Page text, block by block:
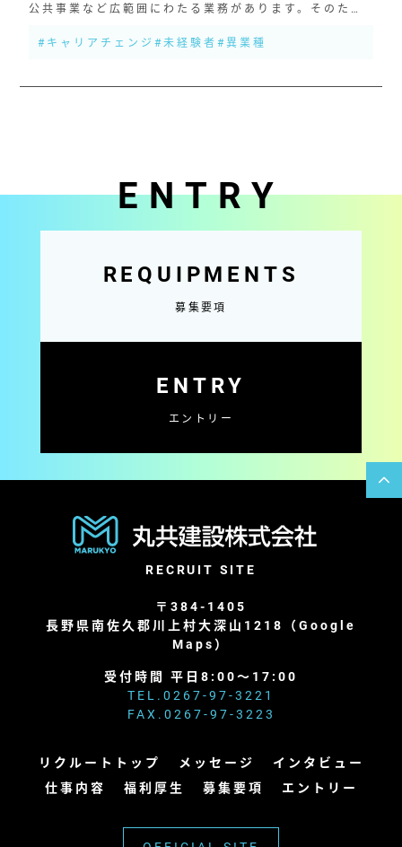
公共事業など広範囲にわたる業務があります。そのため
です。 現場の施工管理や安全確認は...
#キャリアチェンジ#未経験者#異業種
ENTRY
REQUIPMENTS
募集要項
ENTRY
エントリー
RECRUIT SITE
〒384-1405
長野県南佐久郡川上村大深山1218（Google
Maps）
受付時間 平日8:00～17:00
TEL. 0267-97-3221
FAX.0267-97-3223
リクルートトップ メッセージ
インタビュー
仕事内容
福利厚生 募集要項 エントリー